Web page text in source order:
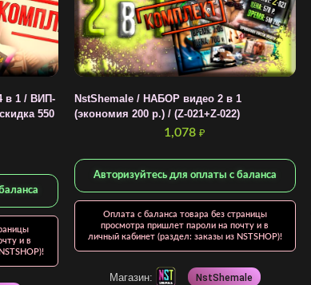
в 1 / ВИП-
550
и в
NstShemale / НАБОР видео 2 в 1
(экономия 200 р.) / (Z-021+Z-022)
1,078₽
Авторизуйтесь для оплаты с баланса
Оплата с баланса товара без страницы
просмотра пришлет пароли на почту и в
личный кабинет (раздел: заказы из NSTSHOP)!
Магазин: NstShemale